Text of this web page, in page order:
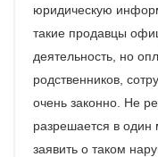
юридическую
такие продавцы
деятельность, но
родственников,
очень законно. Не
разрешается в один
заявить о таком